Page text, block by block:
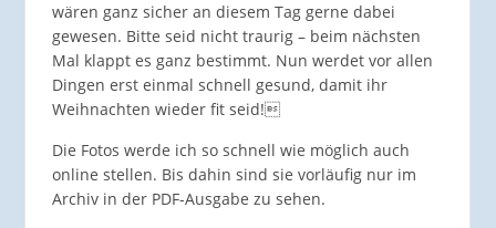
wären ganz sicher an diesem Tag gerne dabei
gewesen. Bitte seid nicht traurig – beim nächsten
Mal klappt es ganz bestimmt. Nun werdet vor allen
Dingen erst einmal schnell gesund, damit ihr
Weihnachten wieder fit seid!
Die Fotos werde ich so schnell wie möglich auch
online stellen. Bis dahin sind sie vorläufig nur im
Archiv in der PDF-Ausgabe zu sehen.